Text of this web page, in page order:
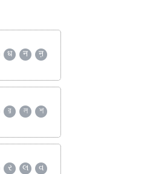
ध न
ऩ
র ল
শ
ર લ
વ